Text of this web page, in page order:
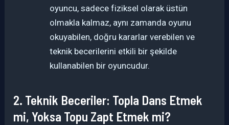
oyuncu, sadece fiziksel olarak üstün
olmakla kalmaz, aynı zamanda oyunu
okuyabilen, doğru kararlar verebilen ve
teknik becerilerini etkili bir şekilde
kullanabilen bir oyuncudur.
2. Teknik Beceriler: Topla Dans Etmek
mi, Yoksa Topu Zapt Etmek mi?